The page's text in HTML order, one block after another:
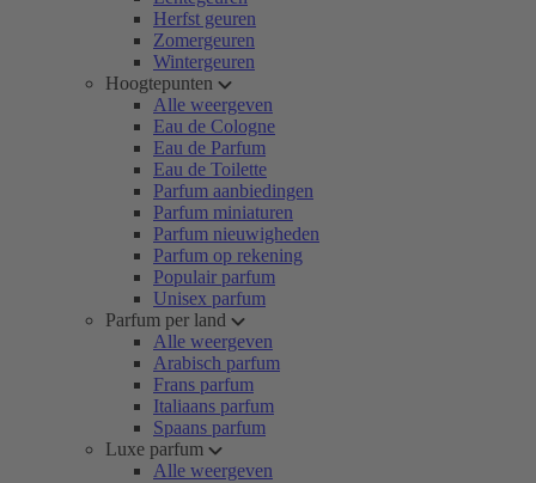
Herfst geuren
Zomergeuren
Wintergeuren
Hoogtepunten
Alle weergeven
Eau de Cologne
Eau de Parfum
Eau de Toilette
Parfum aanbiedingen
Parfum miniaturen
Parfum nieuwigheden
Parfum op rekening
Populair parfum
Unisex parfum
Parfum per land
Alle weergeven
Arabisch parfum
Frans parfum
Italiaans parfum
Spaans parfum
Luxe parfum
Alle weergeven